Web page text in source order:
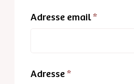
Adresse email*
Adresse *